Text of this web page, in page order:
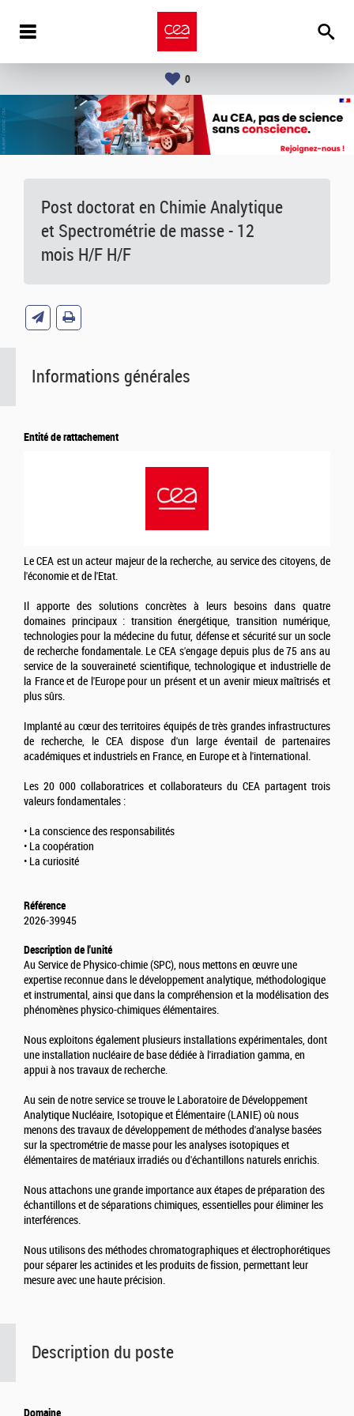
0
Post doctorat en Chimie Analytique
et Spectrométrie de masse - 12
mois H/F H/F
Description du poste
Domaine
Informations générales
Entité de rattachement
Le CEA est un acteur majeur de la recherche, au service des citoyens, de
l'économie et de l'Etat.
Il apporte des solutions concrètes à leurs besoins dans quatre
domaines principaux : transition énergétique, transition numérique,
technologies pour la médecine du futur, défense et sécurité sur un socle
de recherche fondamentale. Le CEA s'engage depuis plus de 75 ans au
service de la souveraineté scientifique, technologique et industrielle de
la France et de l'Europe pour un présent et un avenir mieux maîtrisés et
plus sûrs.
Implanté au cœur des territoires équipés de très grandes infrastructures
de recherche, le CEA dispose d'un large éventail de partenaires
académiques et industriels en France, en Europe et à l'international.
Les 20 000 collaboratrices et collaborateurs du CEA partagent trois
valeurs fondamentales :
• La conscience des responsabilités
• La coopération
• La curiosité
Référence
2026-39945
Description de l'unité
Au Service de Physico-chimie (SPC), nous mettons en œuvre une
expertise reconnue dans le développement analytique, méthodologique
et instrumental, ainsi que dans la compréhension et la modélisation des
phénomènes physico-chimiques élémentaires.
Nous exploitons également plusieurs installations expérimentales, dont
une installation nucléaire de base dédiée à l'irradiation gamma, en
appui à nos travaux de recherche.
Au sein de notre service se trouve le Laboratoire de Développement
Analytique Nucléaire, Isotopique et Élémentaire (LANIE) où nous
menons des travaux de développement de méthodes d'analyse basées
sur la spectrométrie de masse pour les analyses isotopiques et
élémentaires de matériaux irradiés ou d'échantillons naturels enrichis.
Nous attachons une grande importance aux étapes de préparation des
échantillons et de séparations chimiques, essentielles pour éliminer les
interférences.
Nous utilisons des méthodes chromatographiques et électrophorétiques
pour séparer les actinides et les produits de fission, permettant leur
mesure avec une haute précision.